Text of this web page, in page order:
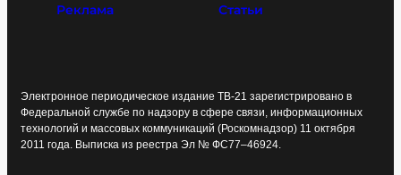
Реклама Статьи
Электронное периодическое издание ТВ-21 зарегистрировано в
Федеральной службе по надзору в сфере связи, информационных
технологий и массовых коммуникаций (Роскомнадзор) 11 октября
2011 года. Выписка из реестра Эл № ФС77–46924.